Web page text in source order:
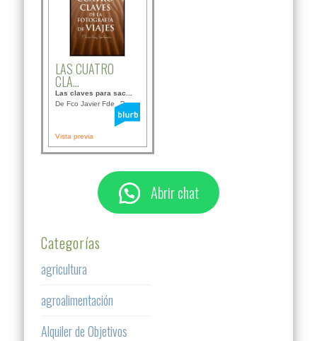
LAS CUATRO
CLA...
Las claves para sac...
De Fco Javier Fdez B...
Vista previa
Abrir chat
Categorías
agricultura
agroalimentación
Alquiler de Objetivos